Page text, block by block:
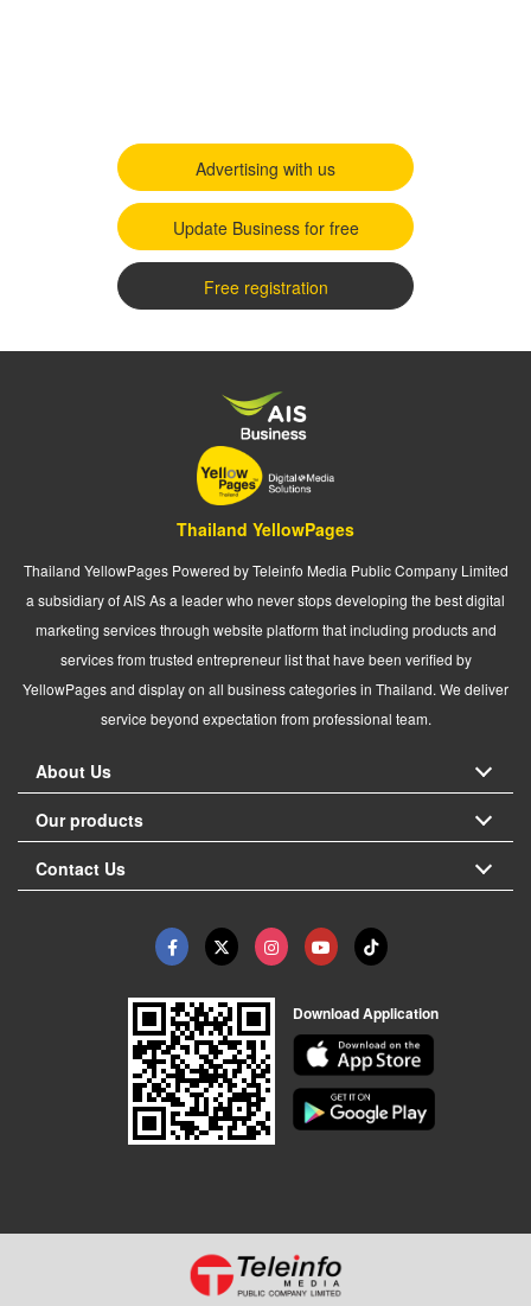
Advertising with us
Update Business for free
Free registration
Thailand YellowPages
Thailand YellowPages Powered by Teleinfo Media Public Company Limited
a subsidiary of AIS As a leader who never stops developing the best digital
marketing services through website platform that including products and
services from trusted entrepreneur list that have been verified by
YellowPages and display on all business categories in Thailand. We deliver
service beyond expectation from professional team.
About Us
Our products
Contact Us
Download Application